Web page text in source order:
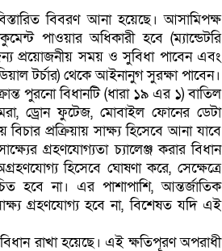
বিবরণ আনা হয়েছে। আসামিপক্ষ
পাওয়ার অধিকারী হবে (ম্যান্ডেটরি
প্রয়োজনীয় সময় ও সুবিধা পাবেন এবং
টর্চার) থেকে আইনানুগ সুরক্ষা পাবেন।
পুরনো বিধানটি (ধারা ১৯ এর ১) বাতিল
ড্রোন ফুটেজ, মোবাইল ফোনের ডেটা
প্রক্রিয়ায় সাক্ষ্য হিসেবে আনা যাবে
গ্রহণযোগ্যতা চ্যালেঞ্জ করার বিধান
হিসেবে ঘোষণা করে, সেক্ষেত্রে
হবে না। এর পাশাপাশি, আন্তর্জাতিক
গ্রহণযোগ্য হবে না, বিশেষত যদি এই
রাখা হয়েছে। এই ক্ষতিপূরণ অপরাধী